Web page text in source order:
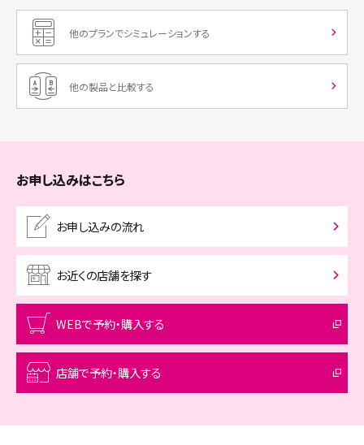
■支払回数:36回 期間:38カ月
支払分割金
頭金0円
初回
2回目〜
951円
支払総額
支払分割金
初回
739円
2回目〜
支払総額
実質年利0%
■支払回数:60回 期間:62カ月
支払分割金
他のプランでシミュレーションする
他の製品と比較する
お申し込みはこちら
お申し込みの流れ
お近くの店舗を探す
WEBで予約・購入する
店舗で予約・購入する